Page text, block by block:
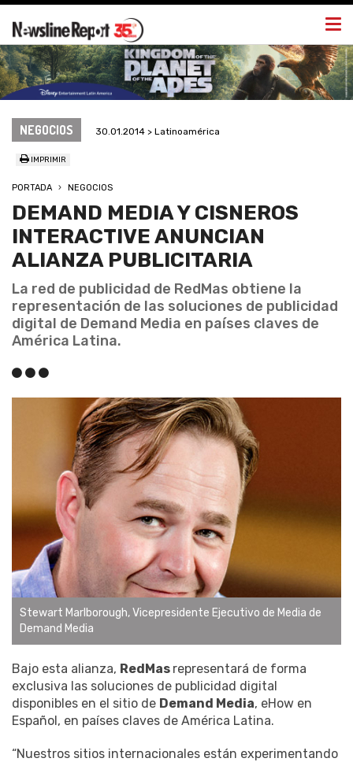
NEGOCIOS 30.01.2014 > Latinoamérica
IMPRIMIR
PORTADA NEGOCIOS
DEMAND MEDIA Y CISNEROS
INTERACTIVE ANUNCIAN
ALIANZA PUBLICITARIA
La red de publicidad de RedMas obtiene la
representación de las soluciones de publicidad
digital de Demand Media en países claves de
América Latina.
Stewart Marlborough, Vicepresidente Ejecutivo de Media de
Demand Media
Bajo esta alianza, RedMas representará de forma
exclusiva las soluciones de publicidad digital
disponibles en el sitio de Demand Media, eHow en
Español, en países claves de América Latina.
“Nuestros sitios internacionales están experimentando